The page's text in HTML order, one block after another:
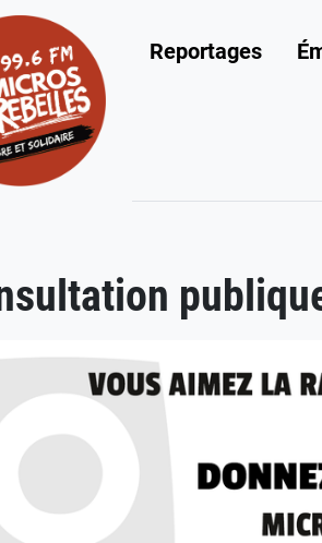
Reportages